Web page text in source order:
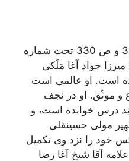
در «نقباء البشر» ج 1، ص 329 و ص 330 تحت شماره
ميرزا جواد آغا مَلَكى
است. او عالمى است
و موثّق. او در نجف
درس خوانده است، و
مولى حسينقلى
خود را نزد وى تكميل
آقا شيخ آغا رضا